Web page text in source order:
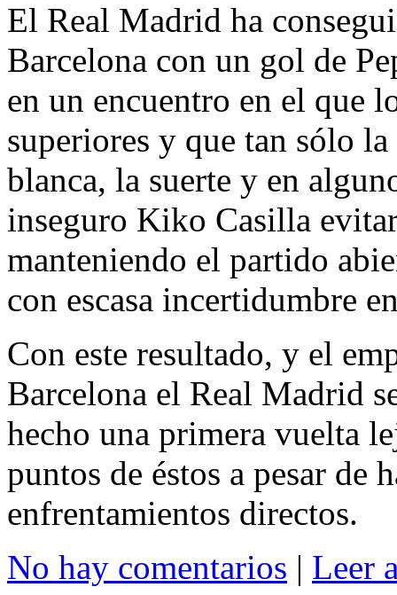
El Real Madrid ha
Barcelona con un gol de
en un encuentro en el que
superiores y que tan sólo
blanca, la suerte y en
inseguro Kiko Casilla
manteniendo el partido
con escasa incertidumbre
Con este resultado, y el
Barcelona el Real Madrid
hecho una primera vuelta
puntos de éstos a pesar de
enfrentamientos directos.
No hay comentarios | Leer